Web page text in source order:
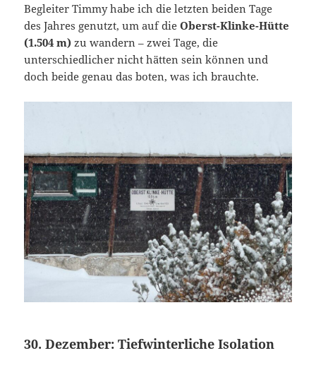
Begleiter Timmy habe ich die letzten beiden Tage
des Jahres genutzt, um auf dieOberst-Klinke-Hütte
(1.504 m) zu wandern – zwei Tage, die
unterschiedlicher nicht hätten sein können und
doch beide genau das boten, was ich brauchte.
30. Dezember: Tiefwinterliche Isolation